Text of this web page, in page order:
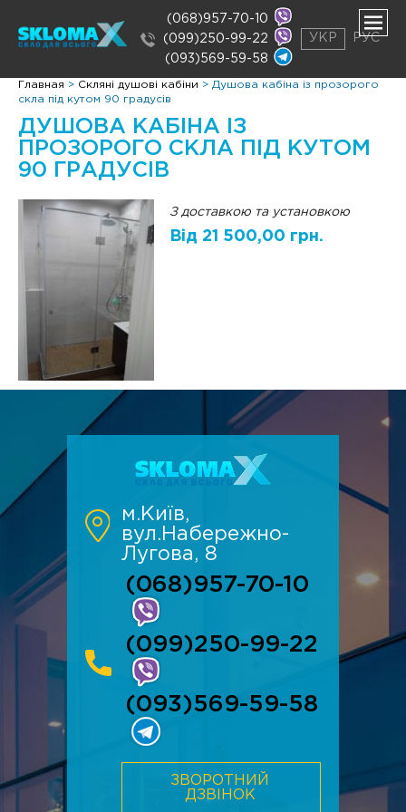
(068)957-70-10
(099)250-99-22
(093)569-59-58
УКР РУС
Главная > Скляні душові кабіни > Душова кабіна із прозорого
скла під кутом 90 градусів
ДУШОВА КАБІНА ІЗ
ПРОЗОРОГО СКЛА ПІД КУТОМ
90 ГРАДУСІВ
З доставкою та установкою
Від 21 500,00 грн.
м.Київ,
вул.Набережно-
Лугова, 8
(068)957-70-10
(099)250-99-22
(093)569-59-58
ЗВОРОТНИЙ
ДЗВІНОК